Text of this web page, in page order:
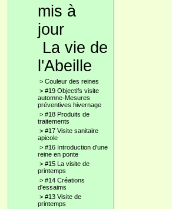
La vie de
l'Abeille
> Couleur des reines
> #19 Objectifs visite
automne-Mesures
préventives hivernage
> #18 Produits de
traitements
> #17 Visite sanitaire
apicole
> #16 Introduction d'une
reine en ponte
> #15 La visite de
printemps
> #14 Créations
d'essaims
> #13 Visite de
printemps